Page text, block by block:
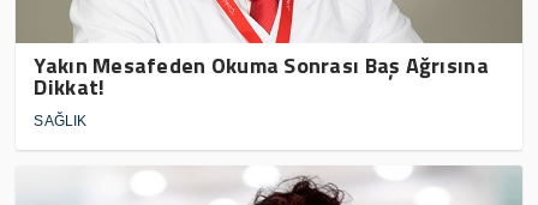
Yakın Mesafeden Okuma Sonrası Baş Ağrısına
Dikkat!
SAĞLIK